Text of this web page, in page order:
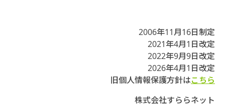
2006年11月16日制定
2021年4月1日改定
2022年9月9日改定
2026年4月1日改定
旧個人情報保護方針はこちら
株式会社すららネット